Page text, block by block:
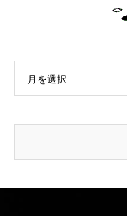
月を選択